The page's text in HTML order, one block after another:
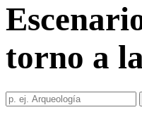
torno a